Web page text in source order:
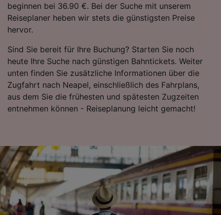
beginnen bei 36.90 €. Bei der Suche mit unserem
Reiseplaner heben wir stets die günstigsten Preise
hervor.
Sind Sie bereit für Ihre Buchung? Starten Sie noch
heute Ihre Suche nach günstigen Bahntickets. Weiter
unten finden Sie zusätzliche Informationen über die
Zugfahrt nach Neapel, einschließlich des Fahrplans,
aus dem Sie die frühesten und spätesten Zugzeiten
entnehmen können - Reiseplanung leicht gemacht!